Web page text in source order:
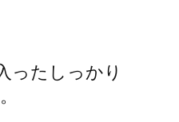
ったしっかり